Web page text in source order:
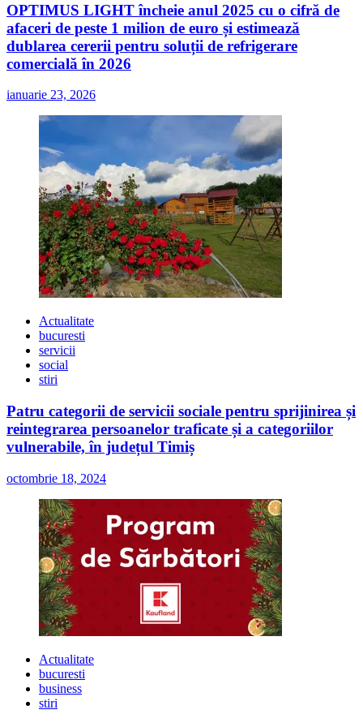
OPTIMUS LIGHT încheie anul 2025 cu o cifră de
afaceri de peste 1 milion de euro și estimează
dublarea cererii pentru soluții de refrigerare
comercială în 2026
ianuarie 23, 2026
Actualitate
bucuresti
servicii
social
stiri
Patru categorii de servicii sociale pentru sprijinirea și
reintegrarea persoanelor traficate și a categoriilor
vulnerabile, în județul Timiș
octombrie 18, 2024
Actualitate
bucuresti
business
stiri